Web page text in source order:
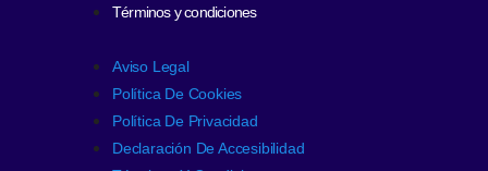
Términos y condiciones
Aviso Legal
Política De Cookies
Política De Privacidad
Declaración De Accesibilidad